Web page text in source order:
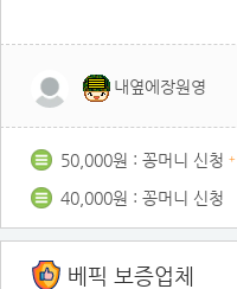
내옆에장원영
50,000원 : 꽁머니 신청
40,000원 : 꽁머니 신청
베픽 보증업체